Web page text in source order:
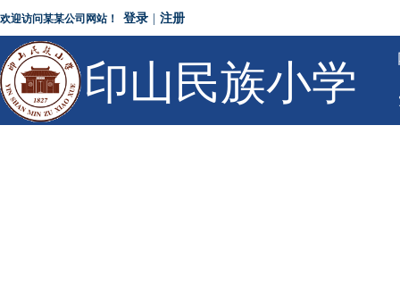
登录 注册
欢迎访问某某公司网站！
印山民族小学